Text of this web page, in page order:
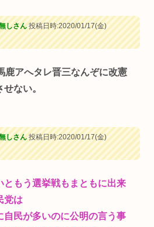
しさん投稿日時:2020/01/17(金)
鹿アへタレ晋三なんぞに改憲
ない。
しさん投稿日時:2020/01/17(金)
ともう選挙戦もまともに出来
党は
自民が多いのに公明の言う事